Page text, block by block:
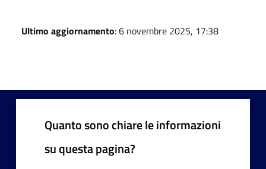
Ultimo aggiornamento: 6 novembre 2025, 17:38
Quanto sono chiare le informazioni
su questa pagina?